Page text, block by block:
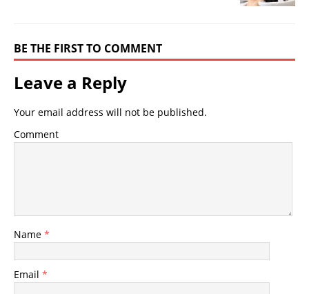
BE THE FIRST TO COMMENT
Leave a Reply
Your email address will not be published.
Comment
Name *
Email *